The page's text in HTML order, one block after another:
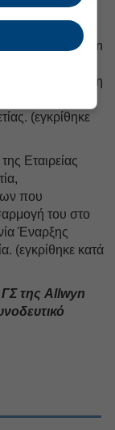
μέλος
δύο
Handyside, Jan
κοινού, για τη
σε σχέση
με το δίκαιο
(εγκρίθηκε
Εταιρείας
που
του στο
Έναρξης
(εγκρίθηκε κατά
ΓΣ της Allwyn